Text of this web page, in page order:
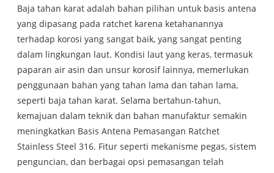
Baja tahan karat adalah bahan pilihan untuk basis antena
yang dipasang pada ratchet karena ketahanannya
terhadap korosi yang sangat baik, yang sangat penting
dalam lingkungan laut. Kondisi laut yang keras, termasuk
paparan air asin dan unsur korosif lainnya, memerlukan
penggunaan bahan yang tahan lama dan tahan lama,
seperti baja tahan karat. Selama bertahun-tahun,
kemajuan dalam teknik dan bahan manufaktur semakin
meningkatkan Basis Antena Pemasangan Ratchet
Stainless Steel 316. Fitur seperti mekanisme pegas, sistem
penguncian, dan berbagai opsi pemasangan telah